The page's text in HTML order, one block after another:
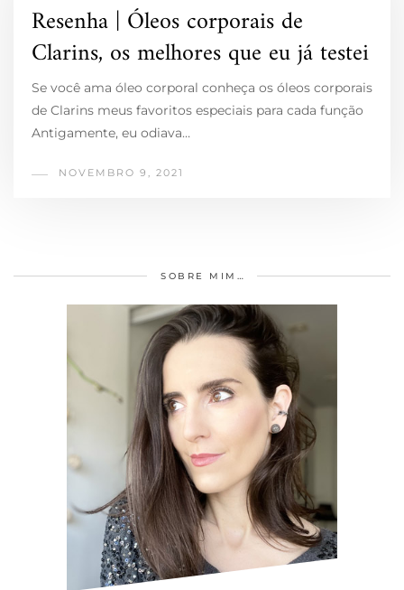
Resenha | Óleos corporais de
Clarins, os melhores que eu já testei
Se você ama óleo corporal conheça os óleos corporais
de Clarins meus favoritos especiais para cada função
Antigamente, eu odiava…
NOVEMBRO 9, 2021
SOBRE MIM…